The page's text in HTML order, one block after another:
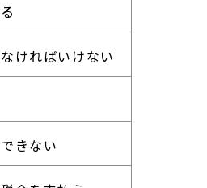
ければいけない
きない